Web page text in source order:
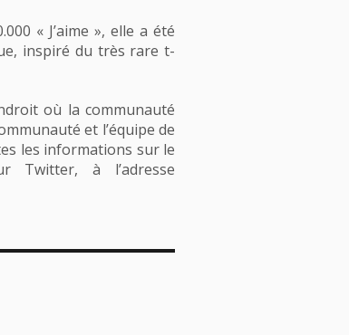
« J’aime », elle a été
inspiré du très rare t-
où la communauté
et l’équipe de
les informations sur le
à l’adresse